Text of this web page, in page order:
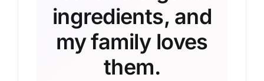
ingredients, and
my family loves
them.